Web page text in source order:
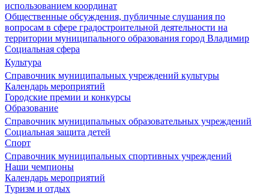
использованием координат
Общественные обсуждения, публичные слушания по
вопросам в сфере градостроительной деятельности на
территории муниципального образования город Владимир
Социальная сфера
Культура
Справочник муниципальных учреждений культуры
Календарь мероприятий
Городские премии и конкурсы
Образование
Справочник муниципальных образовательных учреждений
Социальная защита детей
Спорт
Справочник муниципальных спортивных учреждений
Наши чемпионы
Календарь мероприятий
Туризм и отдых